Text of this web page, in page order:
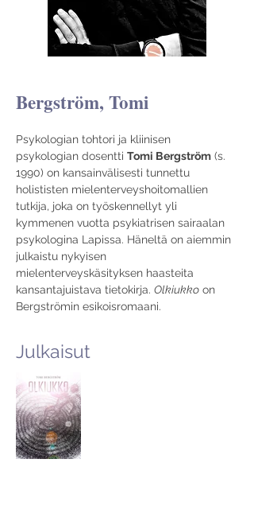
Bergström, Tomi
Psykologian tohtori ja kliinisen
psykologian dosentti Tomi Bergström (s.
1990) on kansainvälisesti tunnettu
holististen mielenterveyshoitomallien
tutkija, joka on työskennellyt yli
kymmenen vuotta psykiatrisen sairaalan
psykologina Lapissa. Häneltä on aiemmin
julkaistu nykyisen
mielenterveyskäsityksen haasteita
kansantajuistava tietokirja. Olkiukko on
Bergströmin esikoisromaani.
Julkaisut